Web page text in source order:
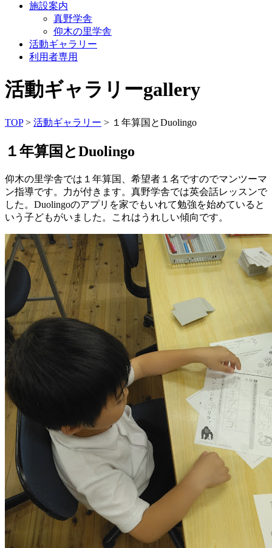
施設案内
真野学舎
仰木の里学舎
活動ギャラリー
利用者専用
活動ギャラリーgallery
TOP> 活動ギャラリー > １年算国とDuolingo
１年算国とDuolingo
仰木の里学舎では１年算国、希望者１名ですのでマンツーマ
ン指導です。力が付きます。真野学舎では英会話レッスンで
した。Duolingoのアプリを家でもいれて勉強を始めていると
いう子どもがいました。これはうれしい傾向です。